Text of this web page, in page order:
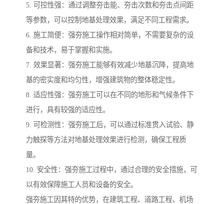
5. 可控性强：通过调整夯击能、夯击次数和夯击点间距
等参数，可以控制地基处理效果，满足不同工程需求。
6. 施工简便：强夯施工操作相对简单，不需要复杂的设
备和技术，易于掌握和实施。
7. 效果显著：强夯施工能够有效减少地基沉降，提高地
基的密实度和均匀性，增强建筑物的整体稳定性。
8. 适应性强：强夯施工可以在不同的地形和气候条件下
进行，具有较强的适应性。
9. 可检测性：强夯施工后，可以通过标准贯入试验、静
力触探等方法对地基处理效果进行检测，确保工程质
量。
10. 安全性：强夯施工过程中，通过合理的安全措施，可
以有效保障施工人员和设备的安全。
强夯施工因其特的优势，在建筑工程、道路工程、机场